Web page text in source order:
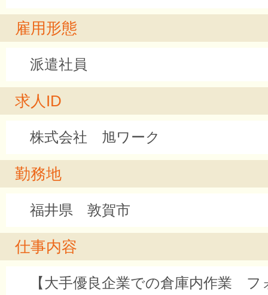
雇用形態
派遣社員
求人ID
株式会社 旭ワーク
勤務地
福井県 敦賀市
仕事内容
【大手優良企業での倉庫内作業 フ